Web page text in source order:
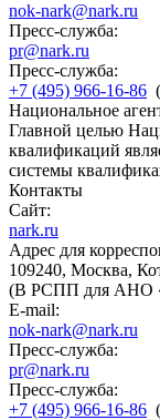
nok-nark@nark.ru
Пресс-служба:
pr@nark.ru
Пресс-служба:
+7 (495) 966-16-86
Национальное
Главной целью
квалификаций
системы
Контакты
Сайт:
nark.ru
Адрес для
109240, Москва,
(В РСПП для АНО
E-mail:
nok-nark@nark.ru
Пресс-служба:
pr@nark.ru
Пресс-служба:
+7 (495) 966-16-86